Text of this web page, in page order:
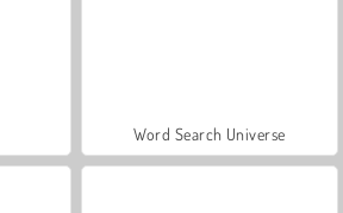
Word Search Universe